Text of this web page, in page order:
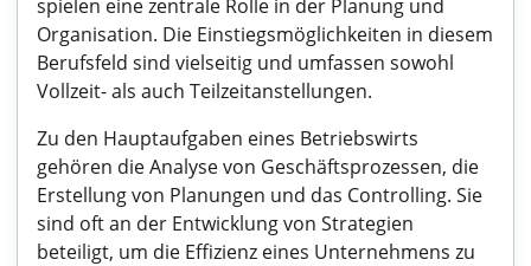
spielen eine zentrale Rolle in der Planung und
Organisation. Die Einstiegsmöglichkeiten in diesem
Berufsfeld sind vielseitig und umfassen sowohl
Vollzeit- als auch Teilzeitanstellungen.
Zu den Hauptaufgaben eines Betriebswirts
gehören die Analyse von Geschäftsprozessen, die
Erstellung von Planungen und das Controlling. Sie
sind oft an der Entwicklung von Strategien
beteiligt, um die Effizienz eines Unternehmens zu